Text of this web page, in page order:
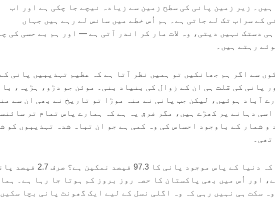
ہیں۔ زیر زمین پانی کی سطح زمین سے زیادہ نیچے جا چکی ہے اور اب
کے سراب تک لے جاتی ہے۔ ہم اُس خطے میں سانس لے رہے ہیں جہاں
دستک نہیں دیتی، وہ لات مار کر اندر آتی ہے — اور ہم بے حسی کی
رہتے ہیں۔
سے اگر ہم جھانکیں تو ہمیں نظر آتا ہے کہ عظیم تہذیبیں پانی
پانی کی قلت ہی ان کے زوال کی بنیاد بنی۔ موئن جو دڑو، ہڑپہ،
آباد ہوئیں، لیکن جب پانی نے منہ موڑا تو تاریخ نے بھی ان سے
اسی دہانے پر کھڑے ہیں، مگر فرق یہ ہے کہ ہمارے پاس تمام تر
و شمار کے باوجود احساس کی وہ کمی ہے جو ان تباہ شدہ تہذیبوں کو
یہ کیسا ستم ہے کہ دنیا کے پاس موجود پانی کا 97.3 فیصد نمکین ہے؟
اور اُس میں بھی پاکستان کا حصہ روز بروز کم ہوتا جا رہا ہے۔
سکت ہی نہیں رہی کہ وہ اگلی نسل کے لیے ایک گھونٹ پانی بچا